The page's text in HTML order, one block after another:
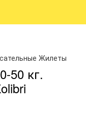
Жилеты
50 кг.